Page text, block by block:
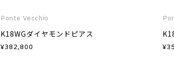
Ponte Vecchio
K18WGダイヤモンドピアス
¥382,800 ¥